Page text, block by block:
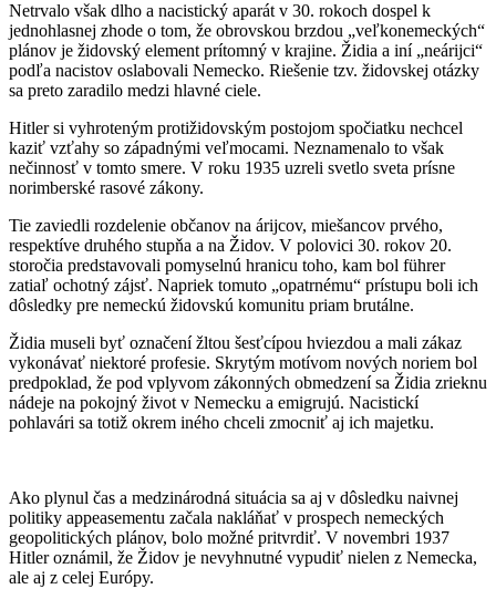
Netrvalo však dlho a nacistický aparát v 30. rokoch dospel k
jednohlasnej zhode o tom, že obrovskou brzdou „veľkonemeckých“
plánov je židovský element prítomný v krajine. Židia a iní „neárijci“
podľa nacistov oslabovali Nemecko. Riešenie tzv. židovskej otázky
sa preto zaradilo medzi hlavné ciele.
Hitler si vyhroteným protižidovským postojom spočiatku nechcel
kaziť vzťahy so západnými veľmocami. Neznamenalo to však
nečinnosť v tomto smere. V roku 1935 uzreli svetlo sveta prísne
norimberské rasové zákony.
Tie zaviedli rozdelenie občanov na árijcov, miešancov prvého,
respektíve druhého stupňa a na Židov. V polovici 30. rokov 20.
storočia predstavovali pomyselnú hranicu toho, kam bol führer
zatiaľ ochotný zájsť. Napriek tomuto „opatrnému“ prístupu boli ich
dôsledky pre nemeckú židovskú komunitu priam brutálne.
Židia museli byť označení žltou šesťcípou hviezdou a mali zákaz
vykonávať niektoré profesie. Skrytým motívom nových noriem bol
predpoklad, že pod vplyvom zákonných obmedzení sa Židia zrieknu
nádeje na pokojný život v Nemecku a emigrujú. Nacistickí
pohlavári sa totiž okrem iného chceli zmocniť aj ich majetku.
Ako plynul čas a medzinárodná situácia sa aj v dôsledku naivnej
politiky appeasementu začala nakláňať v prospech nemeckých
geopolitických plánov, bolo možné pritvrdiť. V novembri 1937
Hitler oznámil, že Židov je nevyhnutné vypudiť nielen z Nemecka,
ale aj z celej Európy.